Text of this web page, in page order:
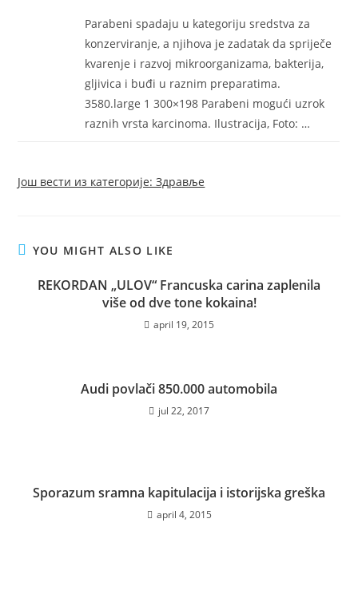
Parabeni spadaju u kategoriju sredstva za
konzerviranje, a njihova je zadatak da spriječe
kvarenje i razvoj mikroorganizama, bakterija,
gljivica i buđi u raznim preparatima.
3580.large 1 300×198 Parabeni mogući uzrok
raznih vrsta karcinoma. Ilustracija, Foto: …
Још вести из категорије: Здравље
YOU MIGHT ALSO LIKE
REKORDAN „ULOV“ Francuska carina zaplenila
više od dve tone kokaina!
april 19, 2015
Audi povlači 850.000 automobila
jul 22, 2017
Sporazum sramna kapitulacija i istorijska greška
april 4, 2015